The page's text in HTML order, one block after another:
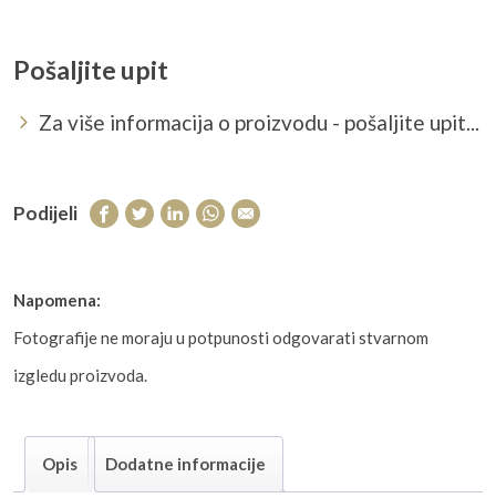
Pošaljite upit
Za više informacija o proizvodu - pošaljite upit...
Podijeli
Napomena:
Fotografije ne moraju u potpunosti odgovarati stvarnom
izgledu proizvoda.
Opis Dodatne informacije